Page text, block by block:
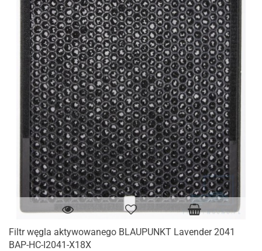
Filtr węgla aktywowanego BLAUPUNKT Lavender 2041
BAP-HC-I2041-X18X